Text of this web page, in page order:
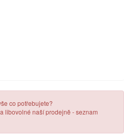
co potřebujete?
libovolné naší prodejně - seznam